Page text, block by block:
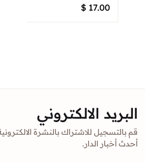
$ 17.00
البريد الالكتروني
قم بالتسجيل للاشتراك بالنشرة
أحدث أخبار الدار.